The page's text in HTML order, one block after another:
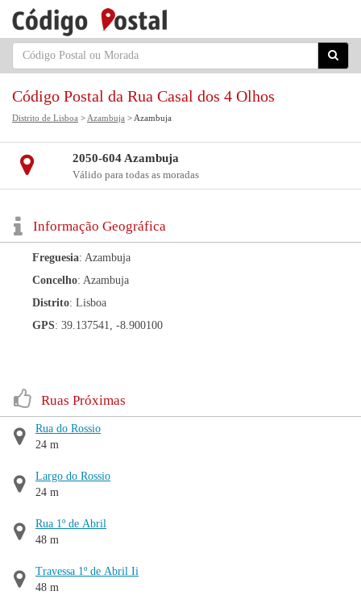
Código Postal da Rua Casal dos 4 Olhos
Distrito de Lisboa > Azambuja > Azambuja
2050-604 Azambuja
Válido para todas as moradas
Informação Geográfica
Freguesia: Azambuja
Concelho: Azambuja
Distrito: Lisboa
GPS: 39.137541, -8.900100
Ruas Próximas
Rua do Rossio
24 m
Largo do Rossio
24 m
Rua 1º de Abril
48 m
Travessa 1º de Abril Ii
48 m